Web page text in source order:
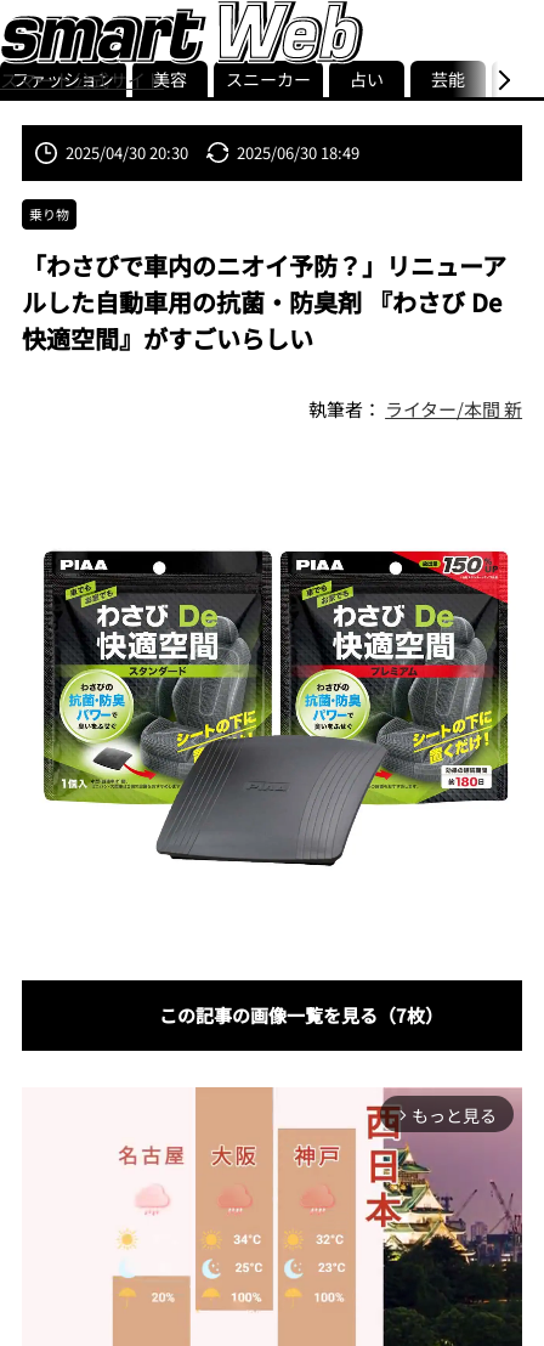
スマート公式サイト
smart最新号
記事一覧ランキング
ストリ
ファッション 美容 スニーカー 占い 芸能 グル
2025/04/30 20:30 2025/06/30 18:49
乗り物
「わさびで車内のニオイ予防？」リニューア
ルした自動車用の抗菌・防臭剤 『わさび De
快適空間』がすごいらしい
執筆者： ライター/本間 新
この記事の画像一覧を見る（7枚）
arrow_forward_ios もっと見る